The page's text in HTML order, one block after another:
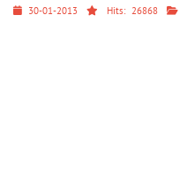
30-01-2013 Hits: 26868